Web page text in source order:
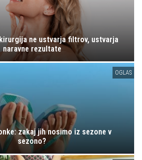
ne ustvarja filtrov, ustvarja
naravne rezultate
OGLAS
zakaj jih nosimo iz sezone v
sezono?